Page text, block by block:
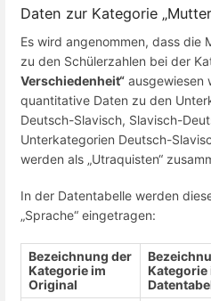
Daten zur Kategorie
Es wird angenommen, dass die
zu den Schülerzahlen bei der
Verschiedenheit“ ausgewiesen
quantitative Daten zu den
Deutsch-Slavisch, Slavisch-
Unterkategorien Deutsch-
werden als „Utraquisten“
In der Datentabelle werden
„Sprache“ eingetragen:
Bezeichnung der
Kategorie im
Original
Kategorie